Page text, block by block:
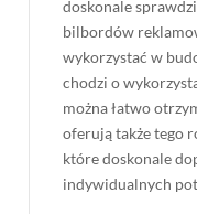
doskonale
bilbordów
wykorzystać w
chodzi o
można łatwo
oferują także tego
które doskonale
indywidualnych